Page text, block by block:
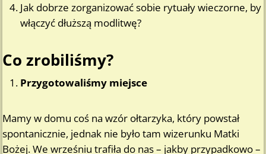
Jak dobrze zorganizować sobie rytuały wieczorne, by
włączyć dłuższą modlitwę?
Co zrobiliśmy?
Przygotowaliśmy miejsce
Mamy w domu coś na wzór ołtarzyka, który powstał
spontanicznie, jednak nie było tam wizerunku Matki
Bożej. We wrześniu trafiła do nas – jakby przypadkowo –